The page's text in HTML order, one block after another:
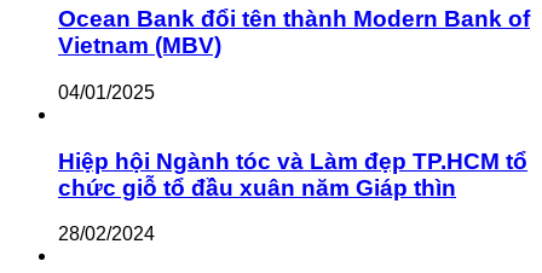
Ocean Bank đổi tên thành Modern Bank of
Vietnam (MBV)
04/01/2025
Hiệp hội Ngành tóc và Làm đẹp TP.HCM tổ
chức giỗ tổ đầu xuân năm Giáp thìn
28/02/2024